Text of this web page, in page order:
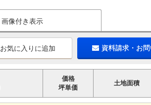
画像付き表示
お気に入りに追加 資料請求・お
価格
坪単価
土地面積